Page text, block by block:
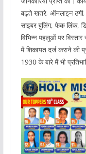
बढ़ते खतरे, ऑनलाइन ठगी,
साइबर बुलिंग, फेक लिंक,
विभिन्न पहलुओं पर
में शिकायत दर्ज कराने की
1930 के बारे में भी